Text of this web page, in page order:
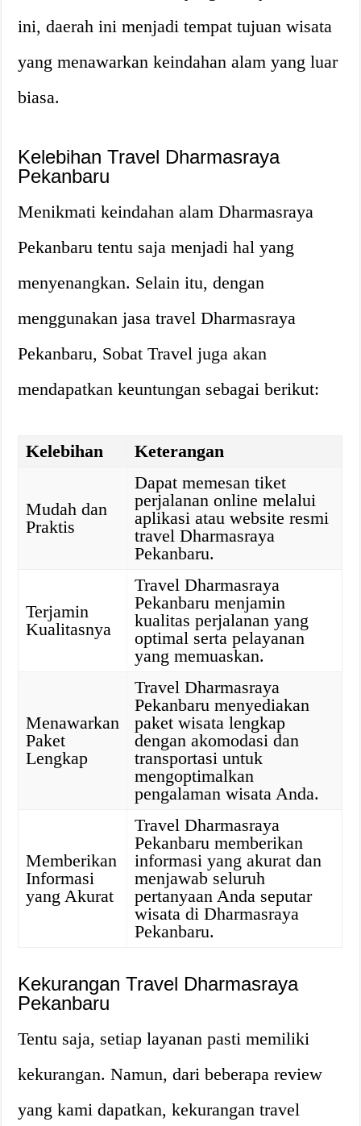
ini, daerah ini menjadi tempat tujuan wisata
yang menawarkan keindahan alam yang luar
biasa.
Kelebihan Travel Dharmasraya
Pekanbaru
Menikmati keindahan alam Dharmasraya
Pekanbaru tentu saja menjadi hal yang
menyenangkan. Selain itu, dengan
menggunakan jasa travel Dharmasraya
Pekanbaru, Sobat Travel juga akan
mendapatkan keuntungan sebagai berikut:
Kelebihan Keterangan
Mudah dan
Praktis
Dapat memesan tiket
perjalanan online melalui
aplikasi atau website resmi
travel Dharmasraya
Pekanbaru.
Terjamin
Kualitasnya
Travel Dharmasraya
Pekanbaru menjamin
kualitas perjalanan yang
optimal serta pelayanan
yang memuaskan.
Menawarkan
Paket
Lengkap
Travel Dharmasraya
Pekanbaru menyediakan
paket wisata lengkap
dengan akomodasi dan
transportasi untuk
mengoptimalkan
pengalaman wisata Anda.
Memberikan
Informasi
yang Akurat
Travel Dharmasraya
Pekanbaru memberikan
informasi yang akurat dan
menjawab seluruh
pertanyaan Anda seputar
wisata di Dharmasraya
Pekanbaru.
Kekurangan Travel Dharmasraya
Pekanbaru
Tentu saja, setiap layanan pasti memiliki
kekurangan. Namun, dari beberapa review
yang kami dapatkan, kekurangan travel